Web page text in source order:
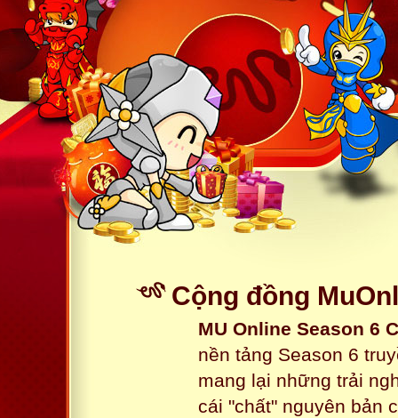
Cộng đồng
MU Online Season 6
nền tảng Season 6
mang lại những trải
cái "chất" nguyên bản